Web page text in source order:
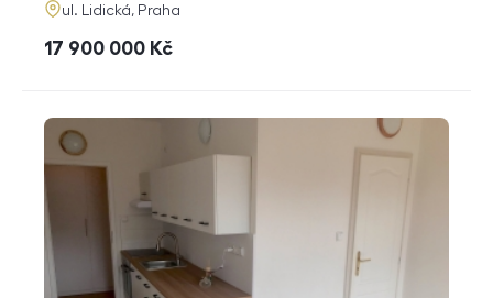
adresa
ul. Lidická, Praha
cena
17 900 000 Kč